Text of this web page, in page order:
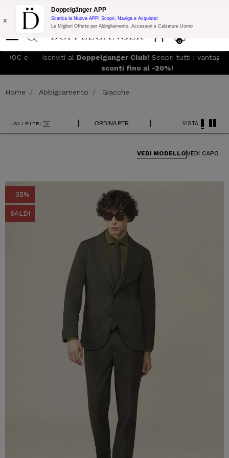
Promo Flash:
10% di Extra Sconto su 300€ di Acquisto con codice:
DOPPEL300
0
x
Doppelgänger APP
Scarica la Nuova APP! Scopri, Naviga e Acquista!
Le Migliori Offerte per Abbigliamento, Accessori e Calzature Uomo
Iscriviti alDoppelganger Club!Scopri tutti i vantaggi e
sconti fino al -20%!
Home Abbigliamento Giacche
ORDINA PER
USA I FILTRI VISTA
VEDI MODELLOVEDI CAPO
- 35%
SALDI